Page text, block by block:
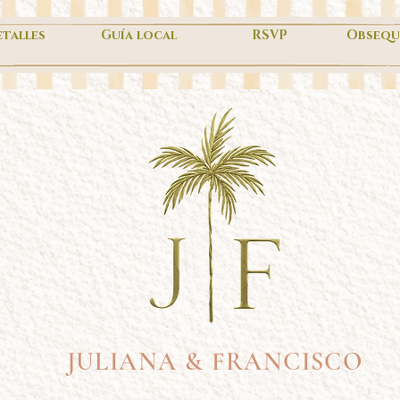
Guía local RSVP
JULIANA & FRANCISCO